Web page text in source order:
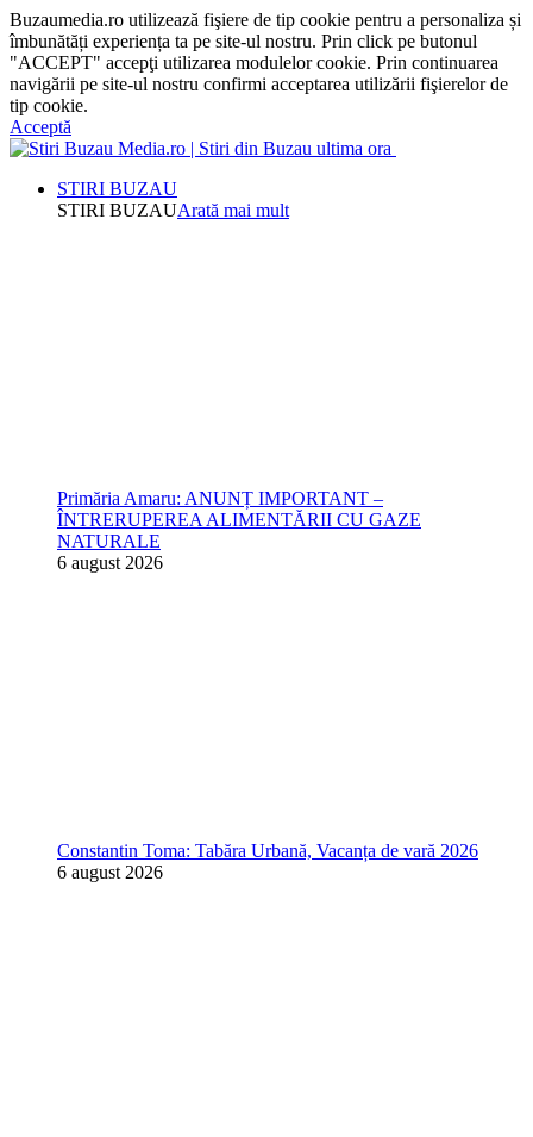
Buzaumedia.ro utilizează fişiere de tip cookie pentru a personaliza și
îmbunătăți experiența ta pe site-ul nostru. Prin click pe butonul
"ACCEPT" accepţi utilizarea modulelor cookie. Prin continuarea
navigării pe site-ul nostru confirmi acceptarea utilizării fişierelor de
tip cookie.
Acceptă
STIRI BUZAU
STIRI BUZAUArată mai mult
Primăria Amaru: ANUNȚ IMPORTANT –
ÎNTRERUPEREA ALIMENTĂRII CU GAZE
NATURALE
6 august 2026
Constantin Toma: Tabăra Urbană, Vacanța de vară 2026
6 august 2026